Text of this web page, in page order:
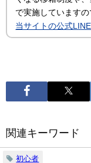
で実施しています
当サイトの公式LINE
関連キーワード
初心者